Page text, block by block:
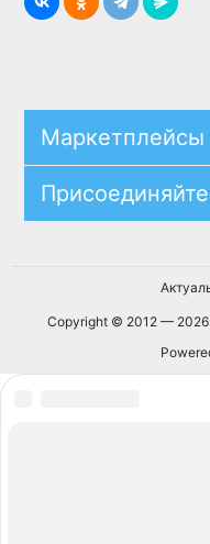
Маркетплейсы
Copyright © 2012 —